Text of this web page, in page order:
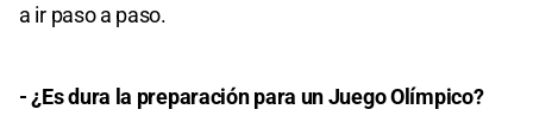
a ir paso a paso.
- ¿Es dura la preparación para un Juego Olímpico?